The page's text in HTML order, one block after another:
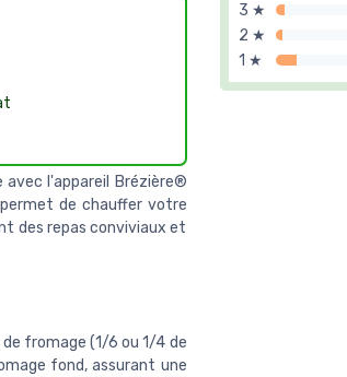
3 ★
2 ★
1 ★
l'appareil Brézière®
permet de chauffer votre
des repas conviviaux et
fromage (1/6 ou 1/4 de
fond, assurant une